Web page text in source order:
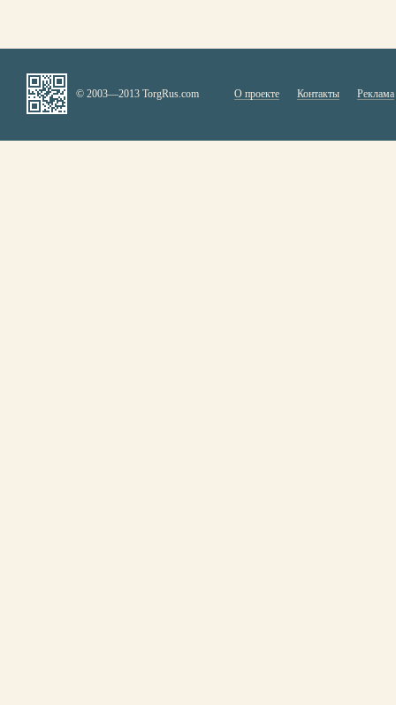
© 2003—2013 TorgRus.com О проекте Контакты Реклама